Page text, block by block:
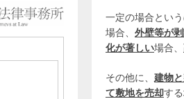
一定の場合という
場合、 外壁等が
化が著しい場合、
その他に、 建物
て敷地を売却する